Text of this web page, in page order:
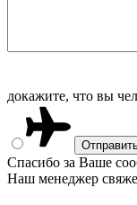
докажите, что вы
Спасибо за Ваше
Наш менеджер